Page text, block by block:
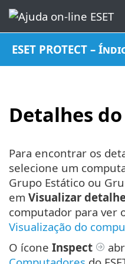
ESET PROTECT –
Detalhes
Para encontrar os
selecione um
Grupo Estático ou
em Visualizar
computador para ver
Visualização do
O ícone Inspect